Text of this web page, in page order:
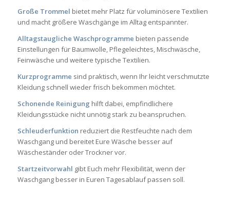
Große Trommel bietet mehr Platz für voluminösere Textilien
und macht größere Waschgänge im Alltag entspannter.
Alltagstaugliche Waschprogramme bieten passende
Einstellungen für Baumwolle, Pflegeleichtes, Mischwäsche,
Feinwäsche und weitere typische Textilien.
Kurzprogramme sind praktisch, wenn Ihr leicht verschmutzte
Kleidung schnell wieder frisch bekommen möchtet.
Schonende Reinigung hilft dabei, empfindlichere
Kleidungsstücke nicht unnötig stark zu beanspruchen.
Schleuderfunktion reduziert die Restfeuchte nach dem
Waschgang und bereitet Eure Wäsche besser auf
Wäscheständer oder Trockner vor.
Startzeitvorwahl gibt Euch mehr Flexibilität, wenn der
Waschgang besser in Euren Tagesablauf passen soll.